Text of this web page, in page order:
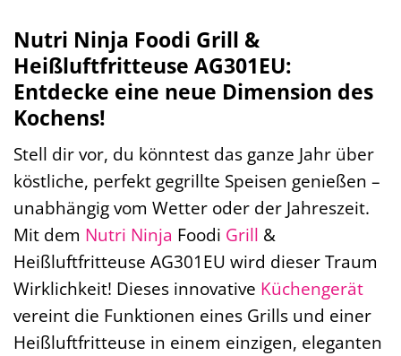
Nutri Ninja Foodi Grill &
Heißluftfritteuse AG301EU:
Entdecke eine neue Dimension des
Kochens!
Stell dir vor, du könntest das ganze Jahr über
köstliche, perfekt gegrillte Speisen genießen –
unabhängig vom Wetter oder der Jahreszeit.
Mit dem Nutri Ninja Foodi Grill &
Heißluftfritteuse AG301EU wird dieser Traum
Wirklichkeit! Dieses innovative Küchengerät
vereint die Funktionen eines Grills und einer
Heißluftfritteuse in einem einzigen, eleganten